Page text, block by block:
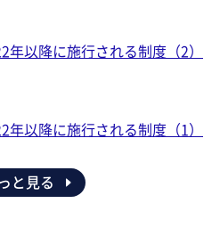
以降に施行される制度（2）
以降に施行される制度（1）
と見る